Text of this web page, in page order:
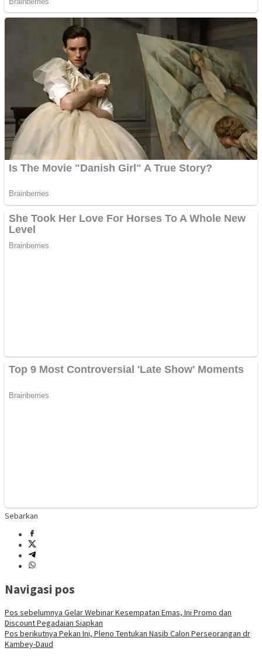
Sebarkan
Navigasi pos
Pos sebelumnya Gelar Webinar Kesempatan Emas, Ini Promo dan
Discount Pegadaian Siapkan
Pos berikutnya Pekan Ini, Pleno Tentukan Nasib Calon Perseorangan dr
Kambey-Daud